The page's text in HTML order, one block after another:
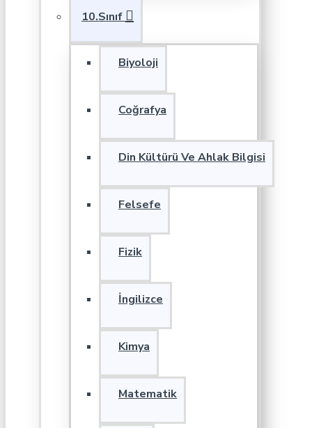
10.Sınıf
Biyoloji
Coğrafya
Din Kültürü Ve Ahlak Bilgisi
Felsefe
Fizik
İngilizce
Kimya
Matematik